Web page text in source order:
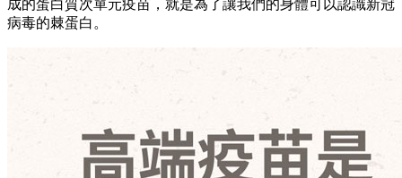
成的蛋白質次單元疫苗，就是為了讓我們的身體可以認識新冠
病毒的棘蛋白。